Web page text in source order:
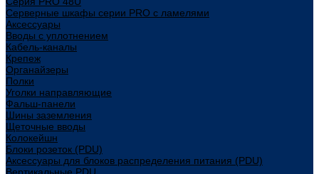
Серверные шкафы серии PRO с ламелями
Аксессуары
Вводы с уплотнением
Кабель-каналы
Крепеж
Органайзеры
Полки
Уголки направляющие
Фальш-панели
Шины заземления
Щеточные вводы
Колокейшн
Блоки розеток (PDU)
Аксессуары для блоков распределения питания (PDU)